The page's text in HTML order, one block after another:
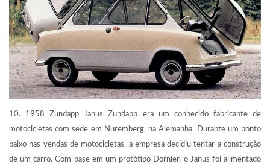
10. 1958 Zundapp Janus Zundapp era um conhecido fabricante de
motocicletas com sede em Nuremberg, na Alemanha. Durante um ponto
baixo nas vendas de motocicletas, a empresa decidiu tentar a construção
de um carro. Com base em um protótipo Dornier, o Janus foi alimentado